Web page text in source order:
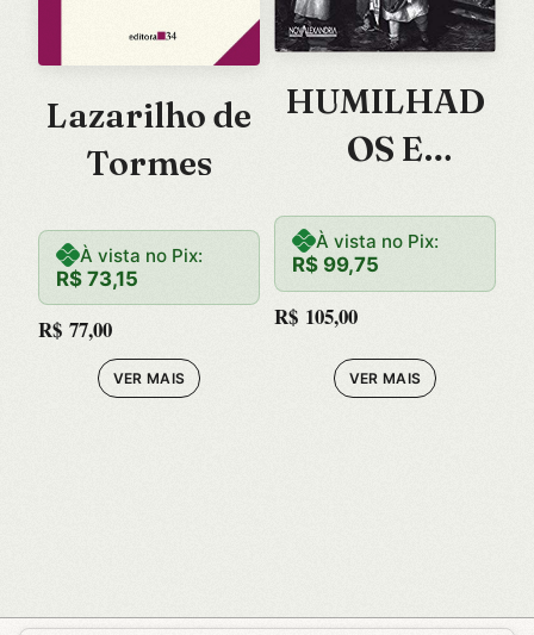
Lazarilho de
Tormes
À vista no Pix:
R$ 73,15
R$ 77,00
VER MAIS
HUMILHAD
OS E
–
À vista no Pix:
R$ 99,75
R$ 105,00
VER MAIS